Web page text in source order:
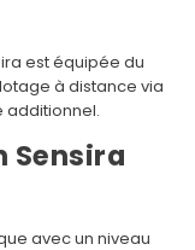
est équipée du
à distance via
additionnel.
Sensira
avec un niveau